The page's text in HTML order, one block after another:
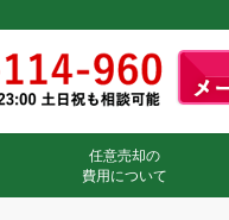
任意売却の
費用について